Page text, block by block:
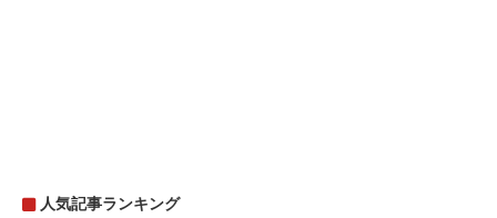
人気記事ランキング